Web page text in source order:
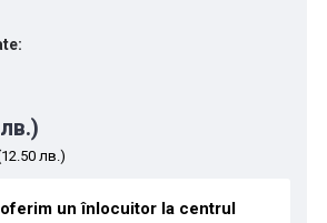
лв.)
un înlocuitor la centrul